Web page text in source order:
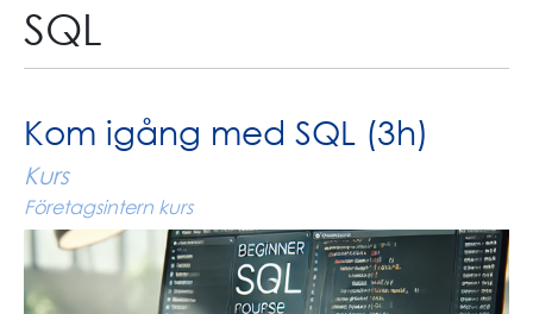
SQL
Kom igång med SQL (3h)
Kurs
Företagsintern kurs